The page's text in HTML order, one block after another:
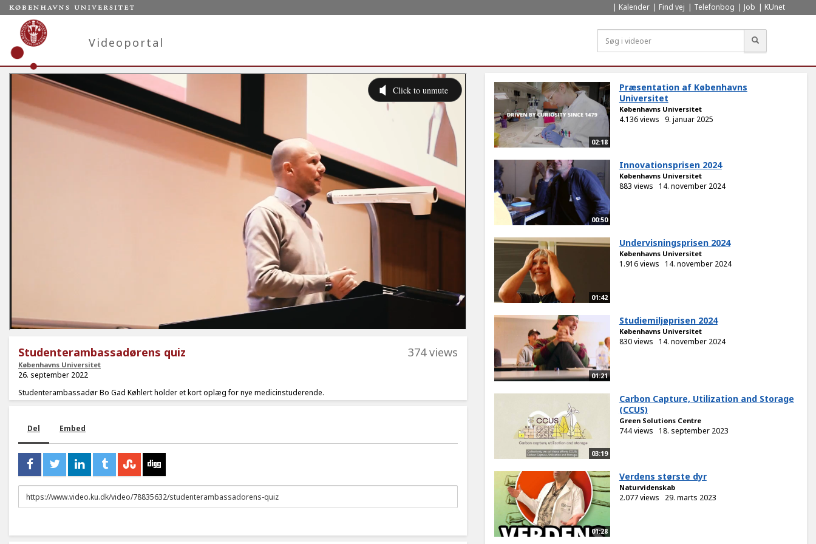
Kalender Find vej Telefonbog Job KUnet
Videoportal
Studenterambassadørens quiz
Københavns Universitet
374 views
26. september 2022
Studenterambassadør Bo Gad Køhlert holder et kort oplæg for nye medicinstuderende.
Del Embed
URL
to
02:18
Præsentation af Københavns
Universitet
Københavns Universitet
4.136 views 9. januar 2025
00:50
Innovationsprisen 2024
Københavns Universitet
883 views 14. november 2024
01:42
Undervisningsprisen 2024
Københavns Universitet
1.916 views 14. november 2024
01:21
Studiemiljøprisen 2024
Københavns Universitet
830 views 14. november 2024
03:19
Carbon Capture, Utilization and Storage
(CCUS)
Green Solutions Centre
744 views 18. september 2023
01:28
Verdens største dyr
Naturvidenskab
2.077 views 29. marts 2023